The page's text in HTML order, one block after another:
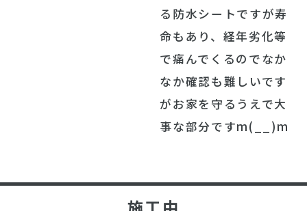
る防水シートですが寿
命もあり、経年劣化等
で痛んでくるのでなか
なか確認も難しいです
がお家を守るうえで大
事な部分ですm(__)m